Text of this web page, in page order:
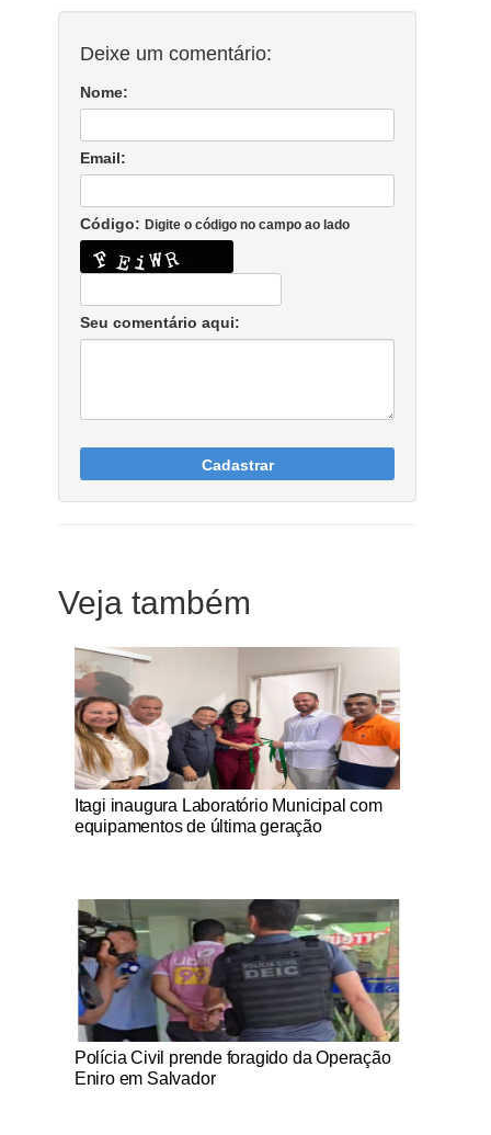
Deixe um comentário:
Nome:
Email:
Código: Digite o código no campo ao lado
Seu comentário aqui:
Cadastrar
Veja também
Notícias Católicas
Itagi inaugura Laboratório Municipal com
equipamentos de última geração
Notícias Católicas
Polícia Civil prende foragido da Operação
Eniro em Salvador